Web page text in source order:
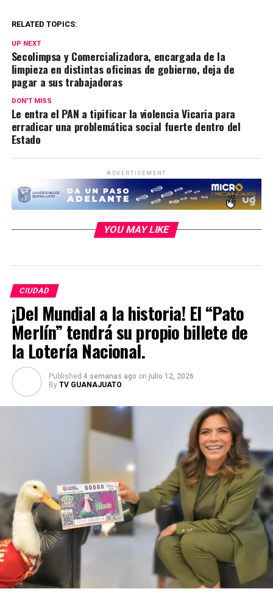
RELATED TOPICS:
UP NEXT
Secolimpsa y Comercializadora, encargada de la
limpieza en distintas oficinas de gobierno, deja de
pagar a sus trabajadoras
DON'T MISS
Le entra el PAN a tipificar la violencia Vicaria para
erradicar una problemática social fuerte dentro del
Estado
ADVERTISEMENT
YOU MAY LIKE
CIUDAD
¡Del Mundial a la historia! El “Pato
Merlín” tendrá su propio billete de
la Lotería Nacional.
Published 4 semanas ago on julio 12, 2026
By TV GUANAJUATO